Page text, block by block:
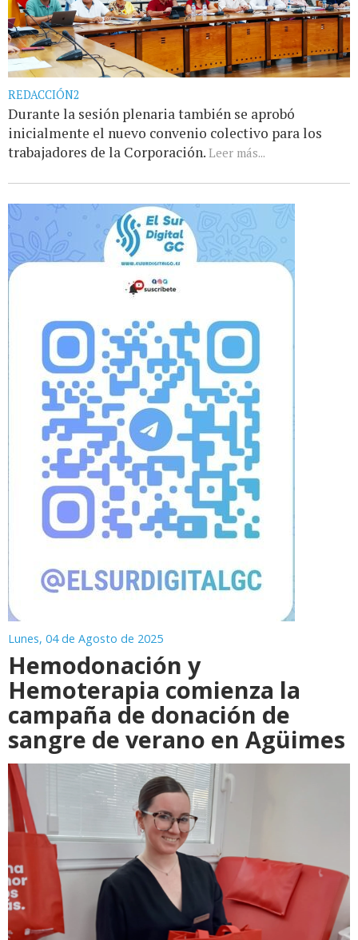
REDACCIÓN2
Durante la sesión plenaria también se aprobó
inicialmente el nuevo convenio colectivo para los
trabajadores de la Corporación. Leer más...
Lunes, 04 de Agosto de 2025
Hemodonación y
Hemoterapia comienza la
campaña de donación de
sangre de verano en Agüimes